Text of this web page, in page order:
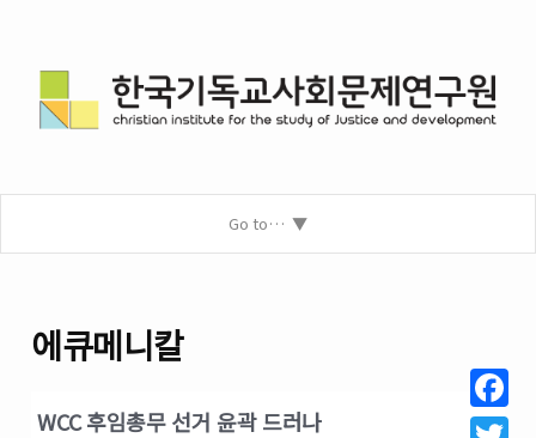
Go to…
에큐메니칼
WCC 후임총무 선거 윤곽 드러나